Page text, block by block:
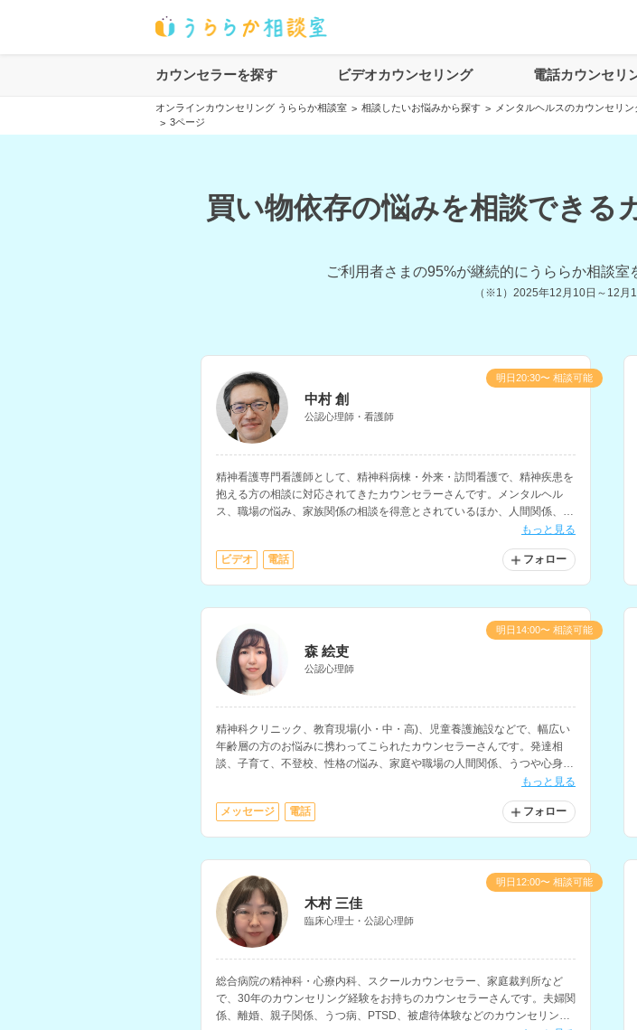
カウンセラーを探す ビデオカウンセリング 電話カウンセリ
オンラインカウンセリング うららか相談室 > 相談したいお悩みから探す > メンタルヘルスのカウンセリン
> 3ページ
買い物依存の悩みを相談できる
ご利用者さまの95%が継続的にうららか相談室
（※1） 2025年12月10日～12月
中村 創
公認心理師・看護師
精神看護専門看護師として、精神科病棟・外来・訪問看護で、精神疾患を
抱える方の相談に対応されてきたカウンセラーさんです。メンタルヘル
ス、職場の悩み、家族関係の相談を得意とされているほか、人間関係、怒
りの感情のコントロール、ストレス対処などの相談にも対応されていま
もっと見る
ビデオ 電話 フォロー
明日20:30〜 相談可能
森 絵吏
公認心理師
精神科クリニック、教育現場(小・中・高)、児童養護施設などで、幅広い
年齢層の方のお悩みに携わってこられたカウンセラーさんです。発達相
談、子育て、不登校、性格の悩み、家庭や職場の人間関係、うつや心身の
不調、自己理解や生きにくさ等に関する相談を多く経験されています。
もっと見る
メッセージ 電話 フォロー
明日14:00〜 相談可能
木村 三佳
臨床心理士・公認心理師
総合病院の精神科・心療内科、スクールカウンセラー、家庭裁判所など
で、30年のカウンセリング経験をお持ちのカウンセラーさんです。夫婦関
係、離婚、親子関係、うつ病、PTSD、被虐待体験などのカウンセリング
明日12:00〜 相談可能